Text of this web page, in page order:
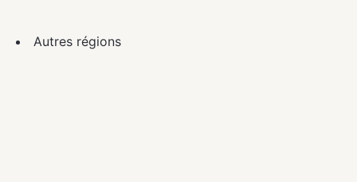
Autres régions